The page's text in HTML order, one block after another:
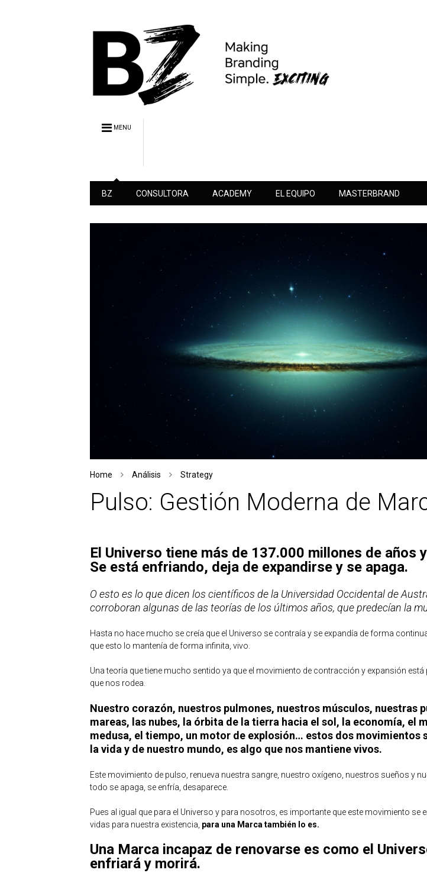
MENU
BZ CONSULTORA ACADEMY EL EQUIPO MASTERBRAND
Home Análisis Strategy
Pulso: Gestión Moderna de
El Universo tiene más de 137.000 millones de años
Se está enfriando, deja de expandirse y se apaga.
O esto es lo que dicen los científicos de la Universidad Occidental de
corroboran algunas de las teorías de los últimos años, que predecían la
Hasta no hace mucho se creía que el Universo se contraía y se expandía de forma
que esto lo mantenía de forma infinita, vivo.
Una teoría que tiene mucho sentido ya que el movimiento de contracción y expansión está
que nos rodea.
Nuestro corazón, nuestros pulmones, nuestros músculos, nuestras
mareas, las nubes, la órbita de la tierra hacia el sol, la economía, el
medusa, el tiempo, un motor de explosión… estos dos movimientos
la vida y de nuestro mundo, es algo que nos mantiene vivos.
Este movimiento de pulso, renueva nuestra sangre, nuestro oxígeno, nuestros sueños y
todo se apaga, se enfría, desaparece.
Pues al igual que para el Universo y para nosotros, es importante que este movimiento se
vidas para nuestra existencia, para una Marca también lo es.
Una Marca incapaz de renovarse es como el
enfriará y morirá.